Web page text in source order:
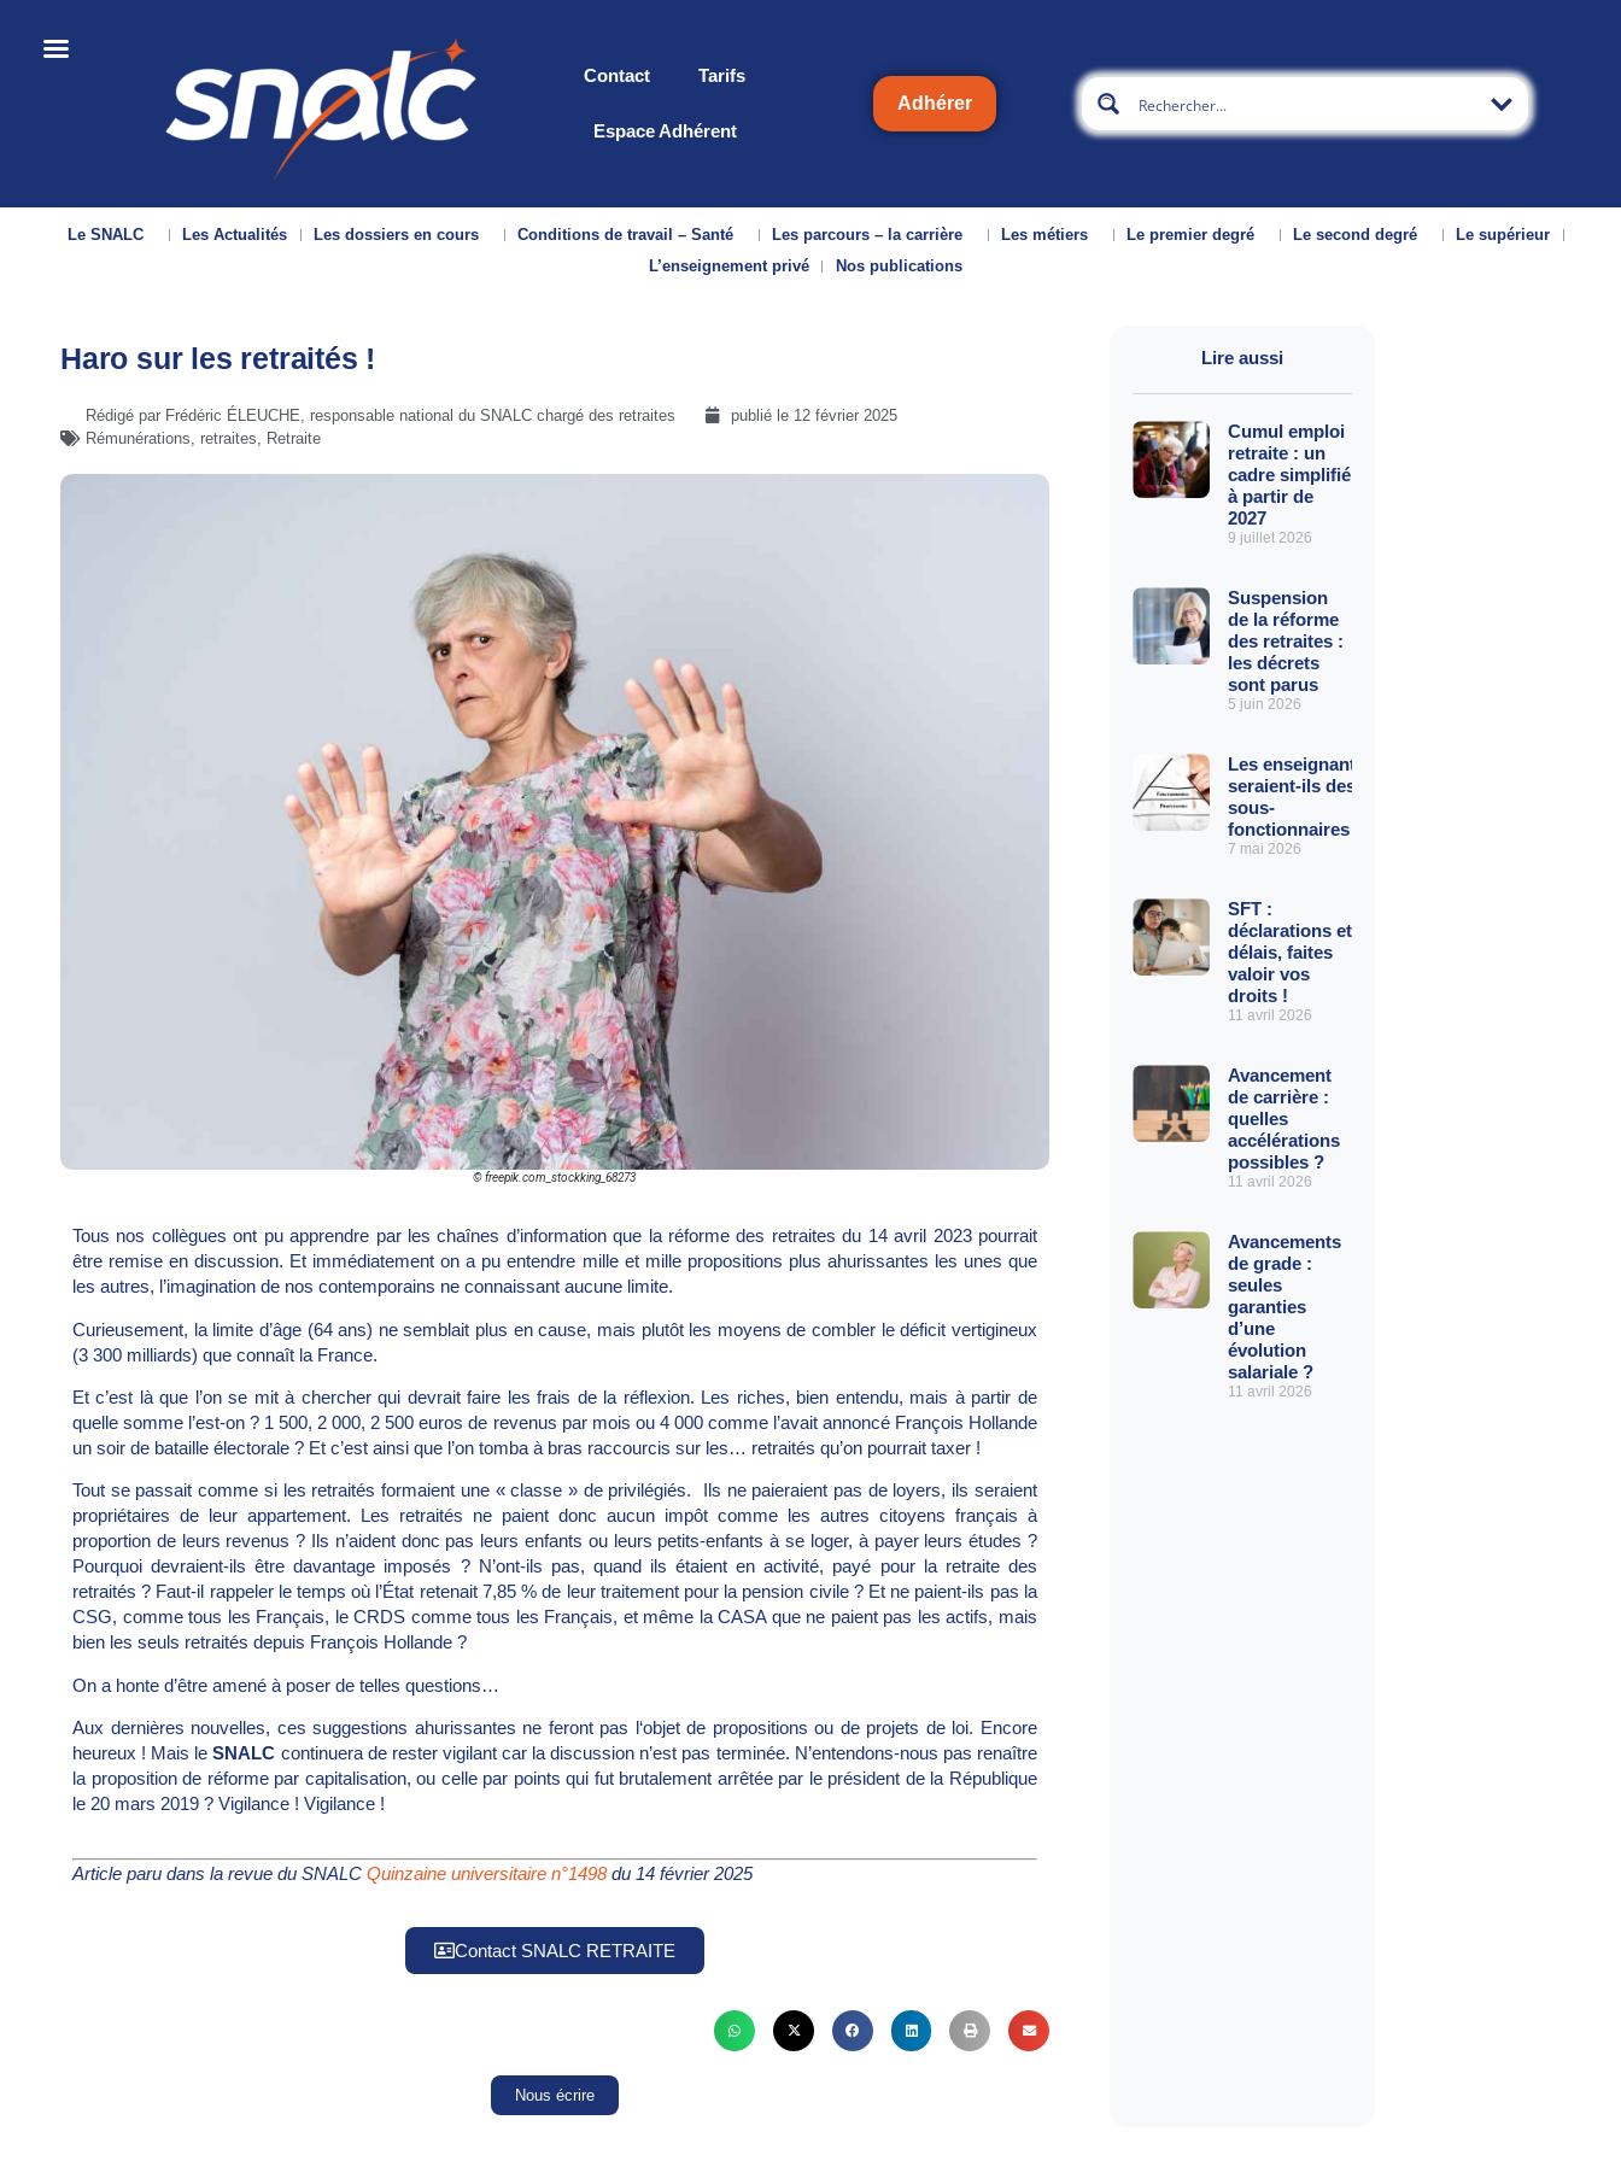
Contact Tarifs
Espace Adhérent
Adhérer
Le SNALC Les Actualités Les dossiers en cours Conditions de travail – Santé Les parcours – la carrière Les métiers Le premier degré Le second degré
Le supérieur
L’enseignement privé
Nos publications
Haro sur les retraités !
Rédigé par Frédéric ÉLEUCHE, responsable national du SNALC chargé des retraites publié le 12 février 2025
Rémunérations, retraites, Retraite
© freepik.com_stockking_68273
Tous nos collègues ont pu apprendre par les chaînes d’information que la réforme des retraites du 14 avril 2023 pourrait
être remise en discussion. Et immédiatement on a pu entendre mille et mille propositions plus ahurissantes les unes que
les autres, l’imagination de nos contemporains ne connaissant aucune limite.
Curieusement, la limite d’âge (64 ans) ne semblait plus en cause, mais plutôt les moyens de combler le déficit vertigineux
(3 300 milliards) que connaît la France.
Et c’est là que l’on se mit à chercher qui devrait faire les frais de la réflexion. Les riches, bien entendu, mais à partir de
quelle somme l’est-on ? 1 500, 2 000, 2 500 euros de revenus par mois ou 4 000 comme l’avait annoncé François Hollande
un soir de bataille électorale ? Et c’est ainsi que l’on tomba à bras raccourcis sur les… retraités qu’on pourrait taxer !
Tout se passait comme si les retraités formaient une « classe » de privilégiés. Ils ne paieraient pas de loyers, ils seraient
propriétaires de leur appartement. Les retraités ne paient donc aucun impôt comme les autres citoyens français à
proportion de leurs revenus ? Ils n’aident donc pas leurs enfants ou leurs petits-enfants à se loger, à payer leurs études ?
Pourquoi devraient-ils être davantage imposés ? N’ont-ils pas, quand ils étaient en activité, payé pour la retraite des
retraités ? Faut-il rappeler le temps où l’État retenait 7,85 % de leur traitement pour la pension civile ? Et ne paient-ils pas la
CSG, comme tous les Français, le CRDS comme tous les Français, et même la CASA que ne paient pas les actifs, mais
bien les seuls retraités depuis François Hollande ?
On a honte d’être amené à poser de telles questions…
Aux dernières nouvelles, ces suggestions ahurissantes ne feront pas l‘objet de propositions ou de projets de loi. Encore
heureux ! Mais leSNALC continuera de rester vigilant car la discussion n’est pas terminée. N’entendons-nous pas renaître
la proposition de réforme par capitalisation, ou celle par points qui fut brutalement arrêtée par le président de la République
le 20 mars 2019 ? Vigilance ! Vigilance !
Article paru dans la revue du SNALC Quinzaine universitaire n°1498du 14 février 2025
Contact SNALC RETRAITE
Nous écrire
Lire aussi
Cumul emploi
retraite : un
cadre simplifié
à partir de
2027
9 juillet 2026
Suspension
de la réforme
des retraites :
les décrets
sont parus
5 juin 2026
Les enseignants
seraient-ils des
sous-
fonctionnaires ?
7 mai 2026
SFT :
déclarations et
délais, faites
valoir vos
droits !
11 avril 2026
Avancement
de carrière :
quelles
accélérations
possibles ?
11 avril 2026
Avancements
de grade :
seules
garanties
d’une
évolution
salariale ?
11 avril 2026